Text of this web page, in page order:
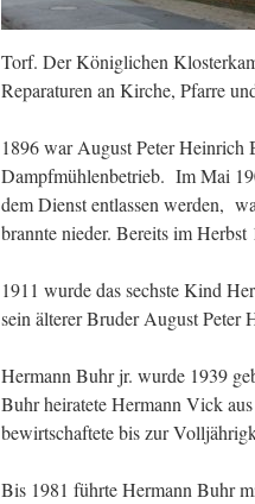
Torf. Der Königlichen
Reparaturen an Kirche, Pfarre
1896 war August Peter Heinrich
Dampfmühlenbetrieb. Im Mai
dem Dienst entlassen werden,
brannte nieder. Bereits im
1911 wurde das sechste Kind
sein älterer Bruder August Peter
Hermann Buhr jr. wurde 1939
Buhr heiratete Hermann Vick
bewirtschaftete bis zur
Bis 1981 führte Hermann Buhr